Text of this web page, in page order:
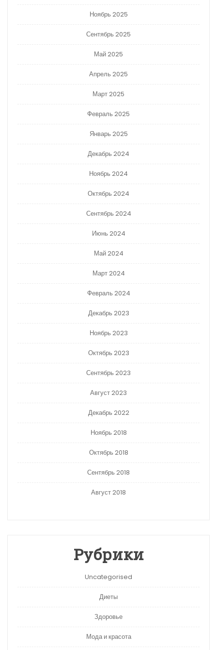
Ноябрь 2025
Сентябрь 2025
Май 2025
Апрель 2025
Март 2025
Февраль 2025
Январь 2025
Декабрь 2024
Ноябрь 2024
Октябрь 2024
Сентябрь 2024
Июнь 2024
Май 2024
Март 2024
Февраль 2024
Декабрь 2023
Ноябрь 2023
Октябрь 2023
Сентябрь 2023
Август 2023
Декабрь 2022
Ноябрь 2018
Октябрь 2018
Сентябрь 2018
Август 2018
Рубрики
Uncategorised
Диеты
Здоровье
Мода и красота